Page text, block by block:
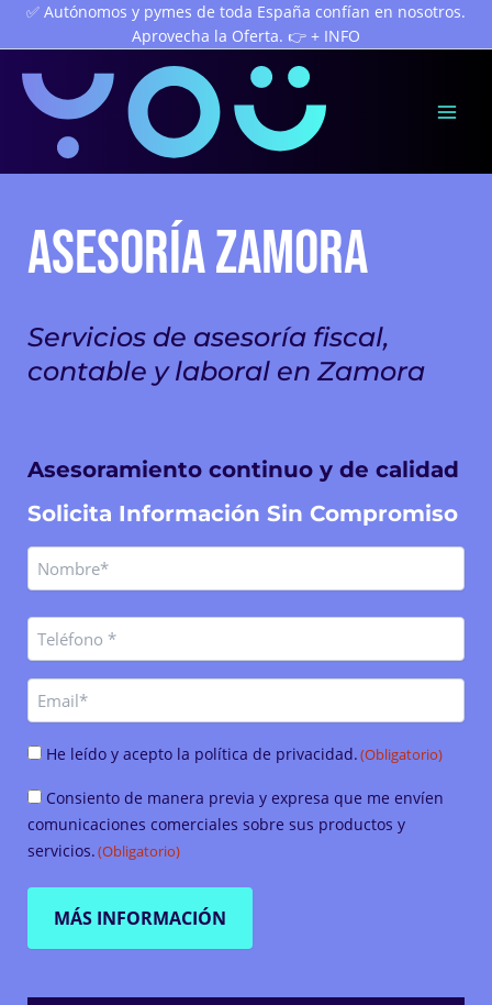
✅ Autónomos y pymes de toda España confían en nosotros.
Aprovecha la Oferta. 👉 + INFO
ASESORÍA ZAMORA
Servicios de asesoría fiscal,
contable y laboral en Zamora
Asesoramiento continuo y de calidad
Solicita Información Sin Compromiso
Nombre
(Obligatorio)
Nombre
Teléfono
(Obligatorio)
Email
Consentimiento
He leído y acepto la política de privacidad.(Obligatorio)
Consentimiento
(Obligatorio)
Consiento de manera previa y expresa que me envíen
comunicaciones comerciales sobre sus productos y
servicios.(Obligatorio)